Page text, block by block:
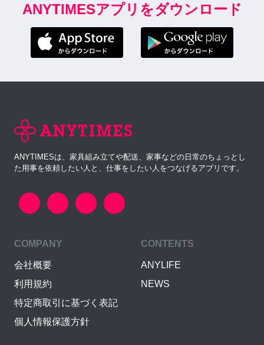
ANYTIMESアプリをダウンロード
ANYTIMESは、家具組み立てや配送、家事などの日常のちょっとし
た用事を依頼したい人と、仕事をしたい人をつなげるアプリです。
COMPANY
会社概要
利用規約
特定商取引に基づく表記
個人情報保護方針
CONTENTS
ANYLIFE
NEWS